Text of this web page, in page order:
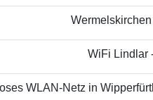
WiFi Lindlar
WLAN-Netz in